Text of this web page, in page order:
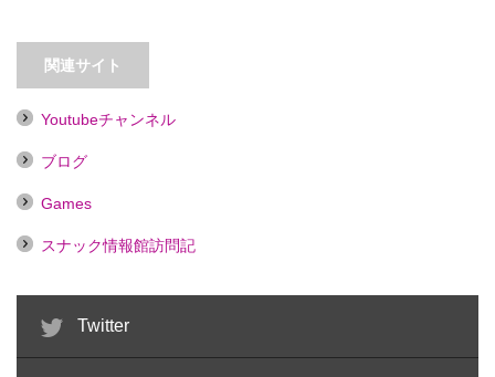
【池袋】スナックPATORA【喫煙
目的店】
関連サイト
Youtubeチャンネル
ブログ
Games
スナック情報館訪問記
Twitter